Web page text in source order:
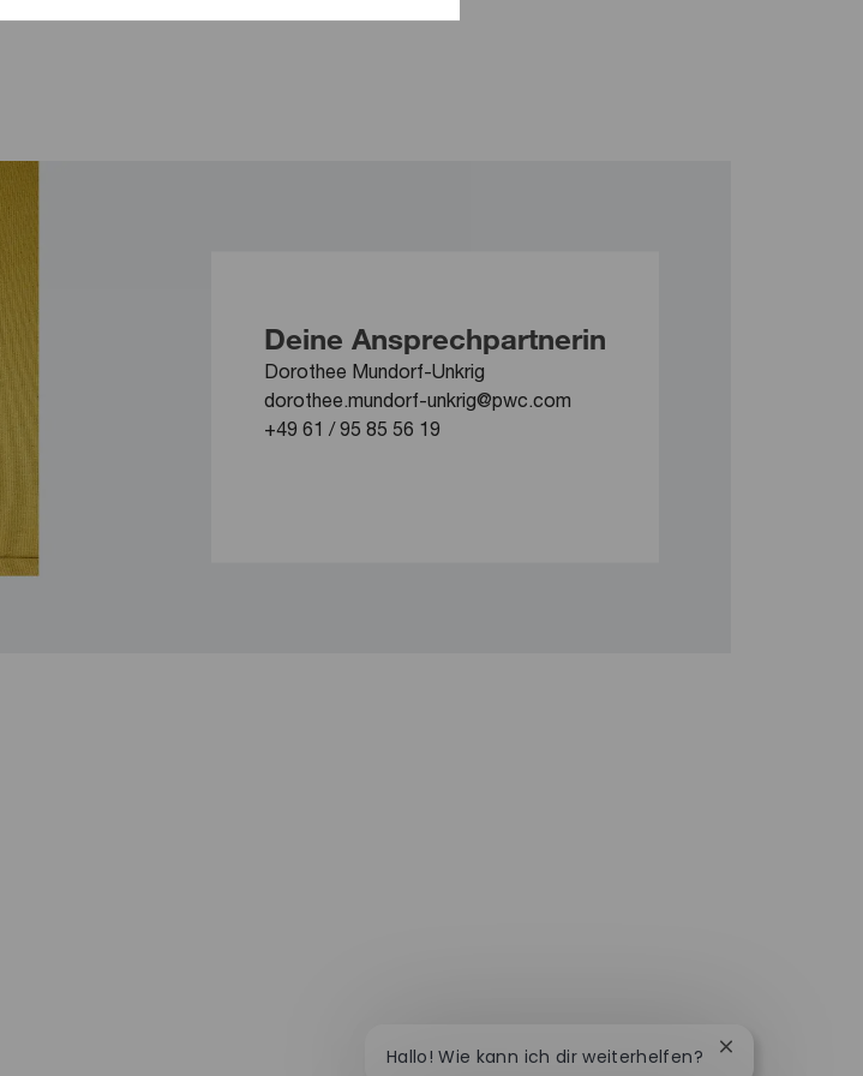
Deine Ansprechpartnerin
Dorothee Mundorf-Unkrig
dorothee.mundorf-unkrig@pwc.com
+49 61 / 95 85 56 19
Hallo! Wie kann ich dir weiterhelfen? Chatbot-